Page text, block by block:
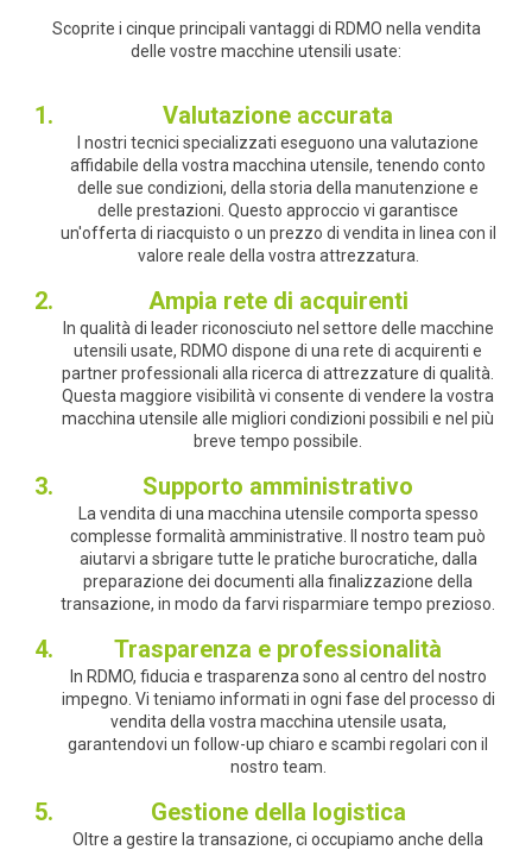
Scoprite i cinque principali vantaggi di RDMO nella vendita
delle vostre macchine utensili usate:
Valutazione accurata
I nostri tecnici specializzati eseguono una valutazione
affidabile della vostra macchina utensile, tenendo conto
delle sue condizioni, della storia della manutenzione e
delle prestazioni. Questo approccio vi garantisce
un'offerta di riacquisto o un prezzo di vendita in linea con il
valore reale della vostra attrezzatura.
Ampia rete di acquirenti
In qualità di leader riconosciuto nel settore delle macchine
utensili usate, RDMO dispone di una rete di acquirenti e
partner professionali alla ricerca di attrezzature di qualità.
Questa maggiore visibilità vi consente di vendere la vostra
macchina utensile alle migliori condizioni possibili e nel più
breve tempo possibile.
Supporto amministrativo
La vendita di una macchina utensile comporta spesso
complesse formalità amministrative. Il nostro team può
aiutarvi a sbrigare tutte le pratiche burocratiche, dalla
preparazione dei documenti alla finalizzazione della
transazione, in modo da farvi risparmiare tempo prezioso.
Trasparenza e professionalità
In RDMO, fiducia e trasparenza sono al centro del nostro
impegno. Vi teniamo informati in ogni fase del processo di
vendita della vostra macchina utensile usata,
garantendovi un follow-up chiaro e scambi regolari con il
nostro team.
Gestione della logistica
Oltre a gestire la transazione, ci occupiamo anche della